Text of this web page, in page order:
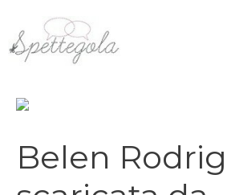
contenuto
Belen